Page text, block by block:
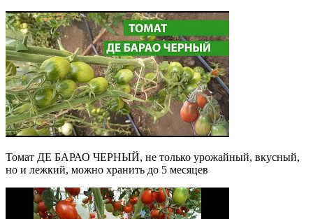
Томат ДЕ БАРАО ЧЕРНЫЙ, не только урожайный, вкусный,
но и лежкий, можно хранить до 5 месяцев